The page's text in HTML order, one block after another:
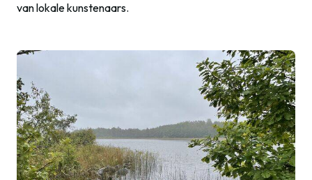
van lokale kunstenaars.